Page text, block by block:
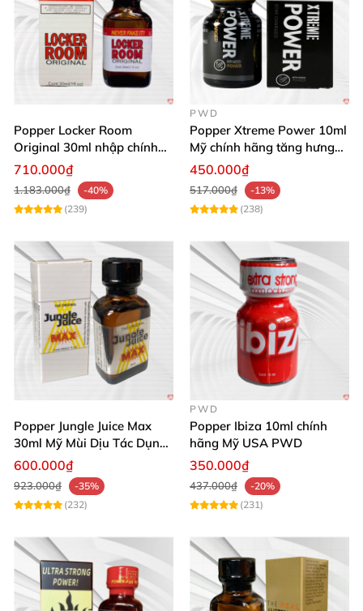
Popper Locker Room
Original 30ml nhập chính
hãng cảm giác cổ điển
710.000₫
1.183.000₫
-40%
(239)
PWD
Popper Xtreme Power 10ml
Mỹ chính hãng tăng hưng
phấn
450.000₫
517.000₫
-13%
(238)
Popper Jungle Juice Max
30ml Mỹ Mùi Dịu Tác Dụng
Nhanh Lâu Mê Mẩn
600.000₫
923.000₫
-35%
(232)
PWD
Popper Ibiza 10ml chính
hãng Mỹ USA PWD
350.000₫
437.000₫
-20%
(231)